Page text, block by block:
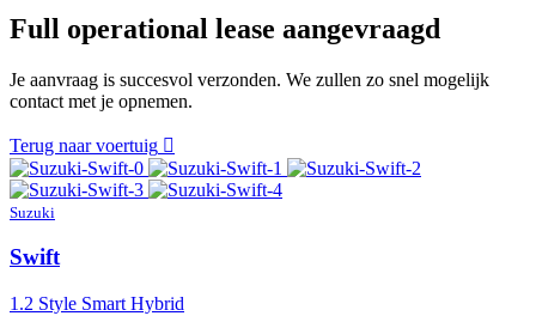
Full operational lease aangevraagd
Je aanvraag is succesvol verzonden. We zullen zo snel mogelijk
contact met je opnemen.
Terug naar voertuig
Suzuki
Swift
1.2 Style Smart Hybrid